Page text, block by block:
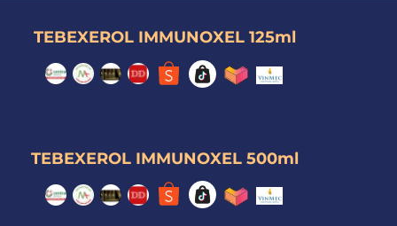
TEBEXEROL IMMUNOXEL 125ml
TEBEXEROL IMMUNOXEL 500ml